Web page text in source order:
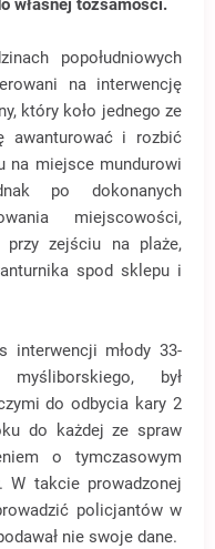
własnej tożsamości.
popołudniowych
na interwencję
który koło jednego ze
awanturować i rozbić
na miejsce mundurowi
po dokonanych
miejscowości,
przy zejściu na plaże,
spod sklepu i
interwencji młody 33-
był
do odbycia kary 2
do każdej ze spraw
o tymczasowym
W takcie prowadzonej
policjantów w
nie swoje dane.